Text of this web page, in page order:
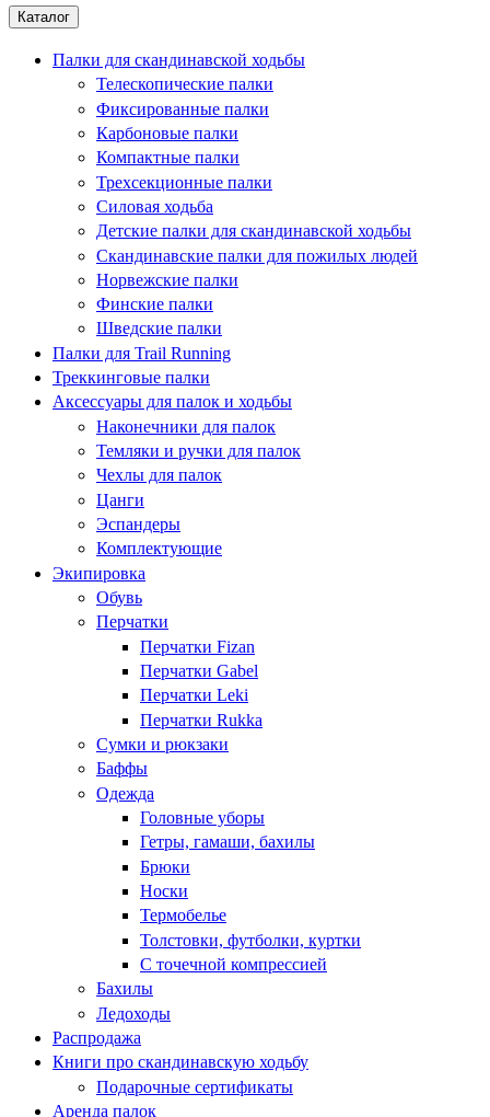
Каталог
Палки для скандинавской ходьбы
Телескопические палки
Фиксированные палки
Карбоновые палки
Компактные палки
Трехсекционные палки
Силовая ходьба
Детские палки для скандинавской ходьбы
Скандинавские палки для пожилых людей
Норвежские палки
Финские палки
Шведские палки
Палки для Trail Running
Треккинговые палки
Аксессуары для палок и ходьбы
Наконечники для палок
Темляки и ручки для палок
Чехлы для палок
Цанги
Эспандеры
Комплектующие
Экипировка
Обувь
Перчатки
Перчатки Fizan
Перчатки Gabel
Перчатки Leki
Перчатки Rukka
Сумки и рюкзаки
Баффы
Одежда
Головные уборы
Гетры, гамаши, бахилы
Брюки
Носки
Термобелье
Толстовки, футболки, куртки
С точечной компрессией
Бахилы
Ледоходы
Распродажа
Книги про скандинавскую ходьбу
Подарочные сертификаты
Аренда палок